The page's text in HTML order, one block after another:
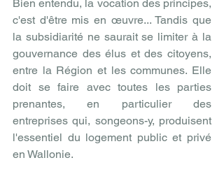
Bien entendu, la vocation des principes,
c'est d'être mis en œuvre... Tandis que
la subsidiarité ne saurait se limiter à la
gouvernance des élus et des citoyens,
entre la Région et les communes. Elle
doit se faire avec toutes les parties
prenantes, en particulier des
entreprises qui, songeons-y, produisent
l'essentiel du logement public et privé
en Wallonie.